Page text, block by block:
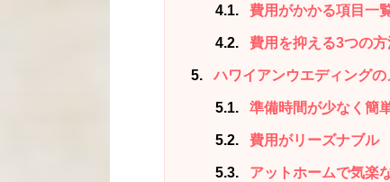
4.1 費用がかかる項目一
4.2 費用を抑える3つの方
5 ハワイアンウエディングの
5.1 準備時間が少なく簡
5.2 費用がリーズナブル
5.3 アットホームで気楽